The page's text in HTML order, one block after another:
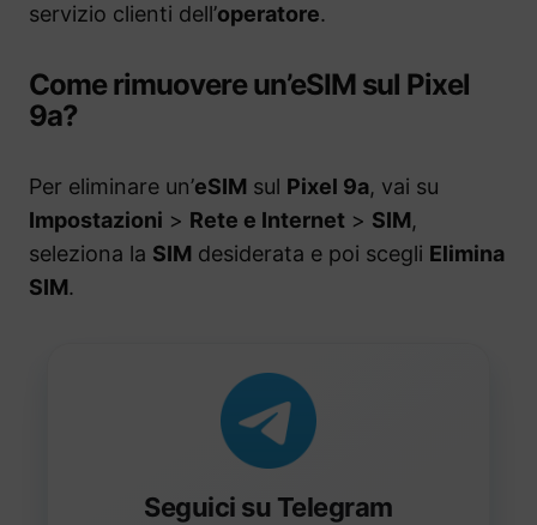
servizio clienti dell’operatore.
Come rimuovere un’eSIM sul Pixel
9a?
Per eliminare un’eSIM sul Pixel 9a, vai su
Impostazioni > Rete e Internet > SIM,
seleziona la SIM desiderata e poi scegli Elimina
SIM.
Seguici su Telegram